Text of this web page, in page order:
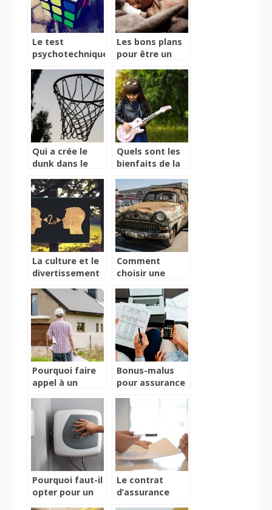
Le test
psychotechnique,
qui embaucher
Les bons plans
pour être un
Qui a crée le
dunk dans le
Quels sont les
bienfaits de la
les enfants ?
La culture et le
divertissement
Coronavirus
Comment
choisir une
son premier
véhicule ?
Pourquoi faire
appel à un
Bonus-malus
pour assurance
fonctionnement
et calcul
Pourquoi faut-il
opter pour un
Le contrat
d’assurance